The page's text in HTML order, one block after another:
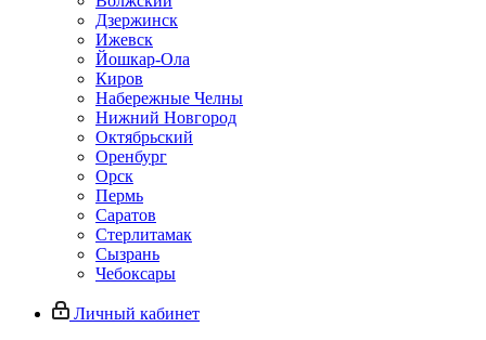
Дзержинск
Ижевск
Йошкар-Ола
Киров
Набережные Челны
Нижний Новгород
Октябрьский
Оренбург
Орск
Пермь
Саратов
Стерлитамак
Сызрань
Чебоксары
Личный кабинет